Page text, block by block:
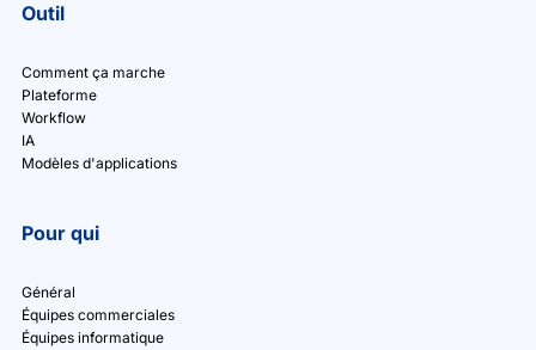
Outil
Comment ça marche
Plateforme
Workflow
IA
Modèles d'applications
Pour qui
Général
Équipes commerciales
Équipes informatique